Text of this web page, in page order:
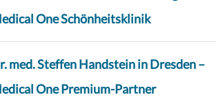
One Schönheitsklinik
med. Steffen Handstein in Dresden –
One Premium-Partner